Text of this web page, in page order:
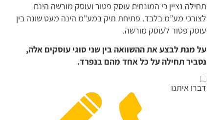
נציין כי המונחים עוסק פטור ועוסק מורשה הינם
מע”מ בלבד. פתיחת תיק במע"מ הינה מעט שונה בין
פטור לעוסק מורשה.
מנת לבצע את ההשוואה בין שני סוגי עוסקים אלה,
תחילה על כל אחד מהם בנפרד.
איתנו